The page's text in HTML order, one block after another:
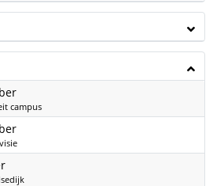
2024
campus
2024
2024